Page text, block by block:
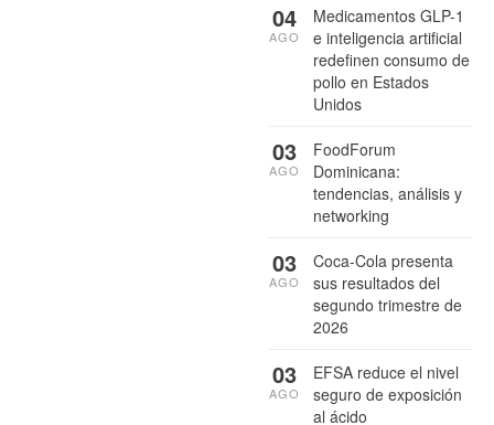
Medicamentos GLP-1
e inteligencia artificial
redefinen consumo de
pollo en Estados
Unidos
04
AGO
FoodForum
Dominicana:
tendencias, análisis y
networking
03
AGO
Coca-Cola presenta
sus resultados del
segundo trimestre de
2026
03
AGO
EFSA reduce el nivel
seguro de exposición
al ácido
03
AGO